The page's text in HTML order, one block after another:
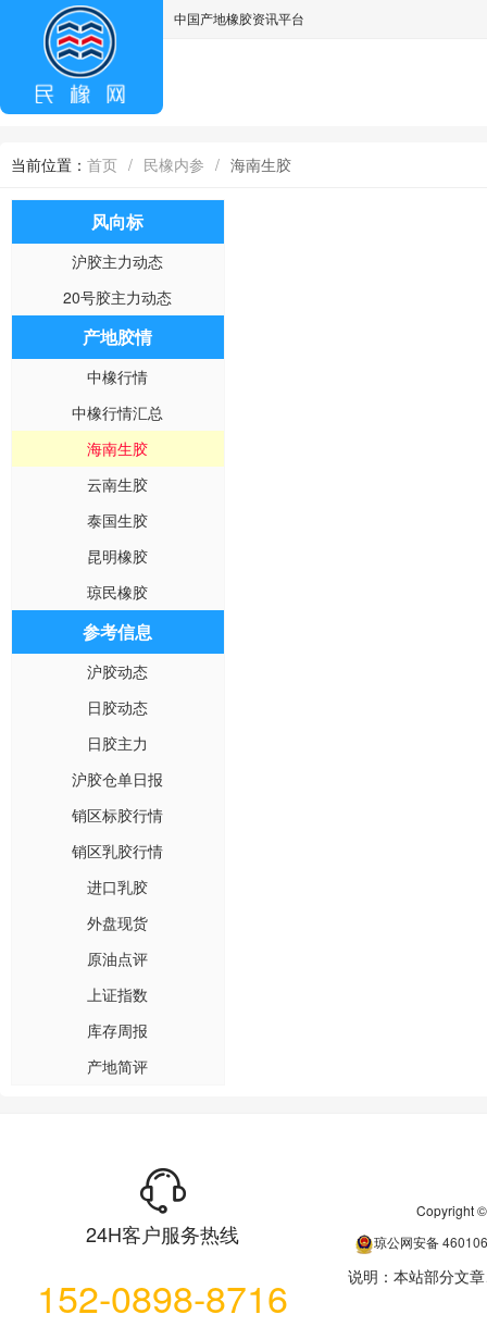
中国产地橡胶资讯平台
当前位置： 首页 / 民橡内参 / 海南生胶
风向标
沪胶主力动态
20号胶主力动态
产地胶情
中橡行情
中橡行情汇总
海南生胶
云南生胶
泰国生胶
昆明橡胶
琼民橡胶
参考信息
沪胶动态
日胶动态
日胶主力
沪胶仓单日报
销区标胶行情
销区乳胶行情
进口乳胶
外盘现货
原油点评
上证指数
库存周报
产地简评
24H客户服务热线
152-0898-8716
Copyright
琼公网安备
说明：本站部分文